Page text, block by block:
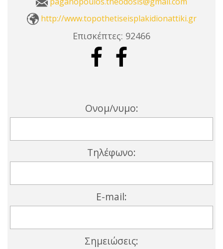
http://www.topothetiseisplakidionattiki.gr
Επισκέπτες: 92466
Ονομ/νυμο:
Τηλέφωνο:
E-mail:
Σημειώσεις: